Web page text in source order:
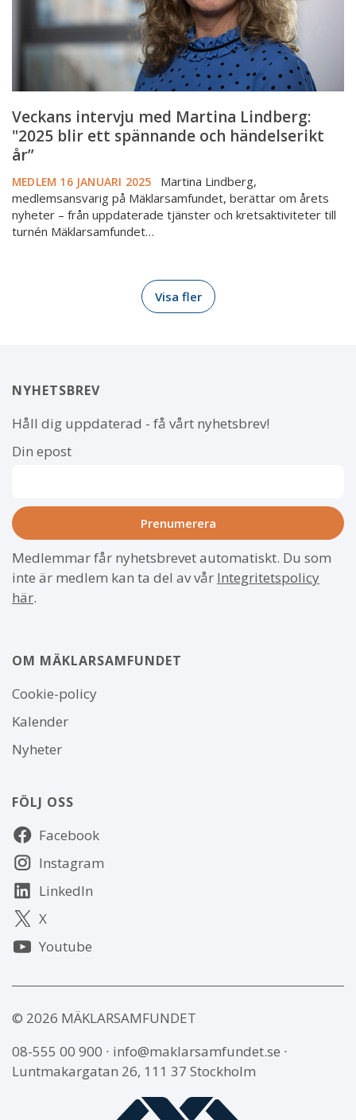
spännande
händelserikt
år”
Veckans intervju med Martina Lindberg:
"2025 blir ett spännande och händelserikt
år”
MEDLEM 16 JANUARI 2025
Martina Lindberg,
medlemsansvarig på Mäklarsamfundet, berättar om årets
nyheter – från uppdaterade tjänster och kretsaktiviteter till
turnén Mäklarsamfundet…
Visa fler
NYHETSBREV
Håll dig uppdaterad - få vårt nyhetsbrev!
Din epost
Medlemmar får nyhetsbrevet automatiskt. Du som
inte är medlem kan ta del av vår Integritetspolicy
här.
OM MÄKLARSAMFUNDET
Om
webbplatsen
Cookie-policy
Kalender
Nyheter
FÖLJ OSS
Följ
oss Facebook
Instagram
LinkedIn
X
Youtube
© 2026 MÄKLARSAMFUNDET
08-555 00 900 ∙ info@maklarsamfundet.se ∙
Luntmakargatan 26, 111 37 Stockholm